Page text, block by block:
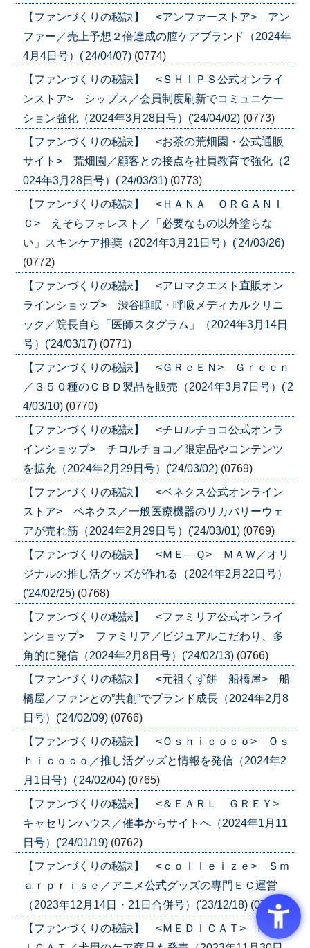
【ファンづくりの秘訣】 <アンファーストア> アン
ファー／売上予想２倍達成の膣ケアブランド（2024年
4月4日号）('24/04/07) (0774)
【ファンづくりの秘訣】 <ＳＨＩＰＳ公式オンライ
ンストア> シップス／会員制度刷新でコミュニケー
ション強化（2024年3月28日号）('24/04/02) (0773)
【ファンづくりの秘訣】 <お茶の荒畑園・公式通販
サイト> 荒畑園／顧客との接点を社員教育で強化（2
024年3月28日号）('24/03/31) (0773)
【ファンづくりの秘訣】 <ＨＡＮＡ ＯＲＧＡＮＩ
Ｃ> えそらフォレスト／「必要なもの以外塗らな
い」スキンケア推奨（2024年3月21日号）('24/03/26)
(0772)
【ファンづくりの秘訣】 <アロマクエスト直販オン
ラインショップ> 渋谷睡眠・呼吸メディカルクリニ
ック／院長自ら「医師スタグラム」（2024年3月14日
号）('24/03/17) (0771)
【ファンづくりの秘訣】 <ＧＲｅＥＮ> Ｇｒｅｅｎ
／３５０種のＣＢＤ製品を販売（2024年3月7日号）('2
4/03/10) (0770)
【ファンづくりの秘訣】 <チロルチョコ公式オンラ
インショップ> チロルチョコ／限定品やコンテンツ
を拡充（2024年2月29日号）('24/03/02) (0769)
【ファンづくりの秘訣】 <ベネクス公式オンライン
ストア> ベネクス／一般医療機器のリカバリーウェ
アが売れ筋（2024年2月29日号）('24/03/01) (0769)
【ファンづくりの秘訣】 <ＭＥ―Ｑ> ＭＡＷ／オリ
ジナルの推し活グッズが作れる（2024年2月22日号）
('24/02/25) (0768)
【ファンづくりの秘訣】 <ファミリア公式オンライ
ンショップ> ファミリア／ビジュアルこだわり、多
角的に発信（2024年2月8日号）('24/02/13) (0766)
【ファンづくりの秘訣】 <元祖くず餅 船橋屋> 船
橋屋／ファンとの”共創”でブランド成長（2024年2月8
日号）('24/02/09) (0766)
【ファンづくりの秘訣】 <Ｏｓｈｉｃｏｃｏ> Ｏｓ
ｈｉｃｏｃｏ／推し活グッズと情報を発信（2024年2
月1日号）('24/02/04) (0765)
【ファンづくりの秘訣】 <＆ＥＡＲＬ ＧＲＥＹ>
キャセリンハウス／催事からサイトへ（2024年1月11
日号）('24/01/19) (0762)
【ファンづくりの秘訣】 <ｃｏｌｌｅｉｚｅ> Ｓｍ
ａｒｐｒｉｓｅ／アニメ公式グッズの専門ＥＣ運営
（2023年12月14日・21日合併号）('23/12/18) (0761)
【ファンづくりの秘訣】 <ＭＥＤＩＣＡＴ> ＭＥＤ